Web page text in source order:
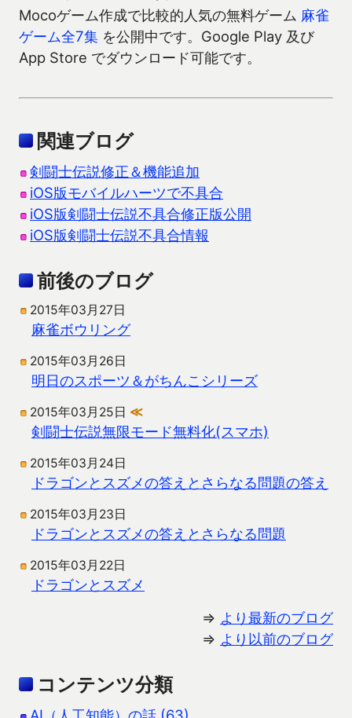
Mocoゲーム作成で比較的人気の無料ゲーム 麻雀
ゲーム全7集 を公開中です。Google Play 及び
App Store でダウンロード可能です。
関連ブログ
剣闘士伝説修正＆機能追加
iOS版モバイルハーツで不具合
iOS版剣闘士伝説不具合修正版公開
iOS版剣闘士伝説不具合情報
前後のブログ
2015年03月27日
麻雀ボウリング
2015年03月26日
明日のスポーツ＆がちんこシリーズ
2015年03月25日 ≪
剣闘士伝説無限モード無料化(スマホ)
2015年03月24日
ドラゴンとスズメの答えとさらなる問題の答え
2015年03月23日
ドラゴンとスズメの答えとさらなる問題
2015年03月22日
ドラゴンとスズメ
⇒ より最新のブログ
⇒ より以前のブログ
コンテンツ分類